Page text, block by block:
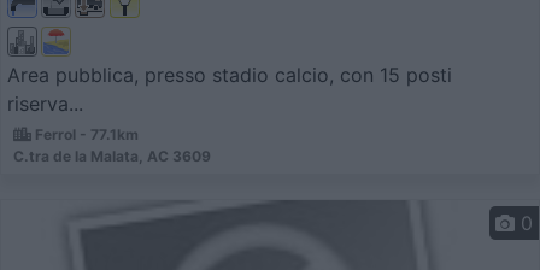
Area pubblica, presso stadio calcio, con 15 posti
riserva...
Ferrol - 77.1km
C.tra de la Malata, AC 3609
0